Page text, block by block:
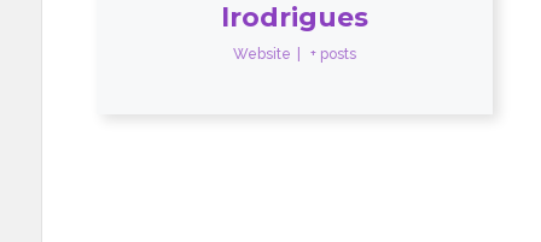
lrodrigues
Website + posts